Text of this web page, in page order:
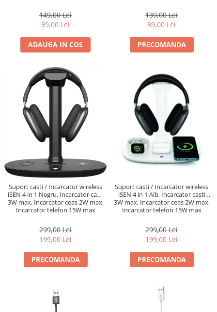
149,00 Lei
39,00 Lei
ADAUGA IN COS
139,00 Lei
89,00 Lei
PRECOMANDA
Suport casti / Incarcator wireless
iSEN 4 in 1 Negru, Incarcator casti
3W max, Incarcator ceas 2W max,
Incarcator telefon 15W max
299,00 Lei
199,00 Lei
PRECOMANDA
Suport casti / Incarcator wireless
iSEN 4 in 1 Alb, Incarcator casti
3W max, Incarcator ceas 2W max,
Incarcator telefon 15W max
299,00 Lei
199,00 Lei
PRECOMANDA